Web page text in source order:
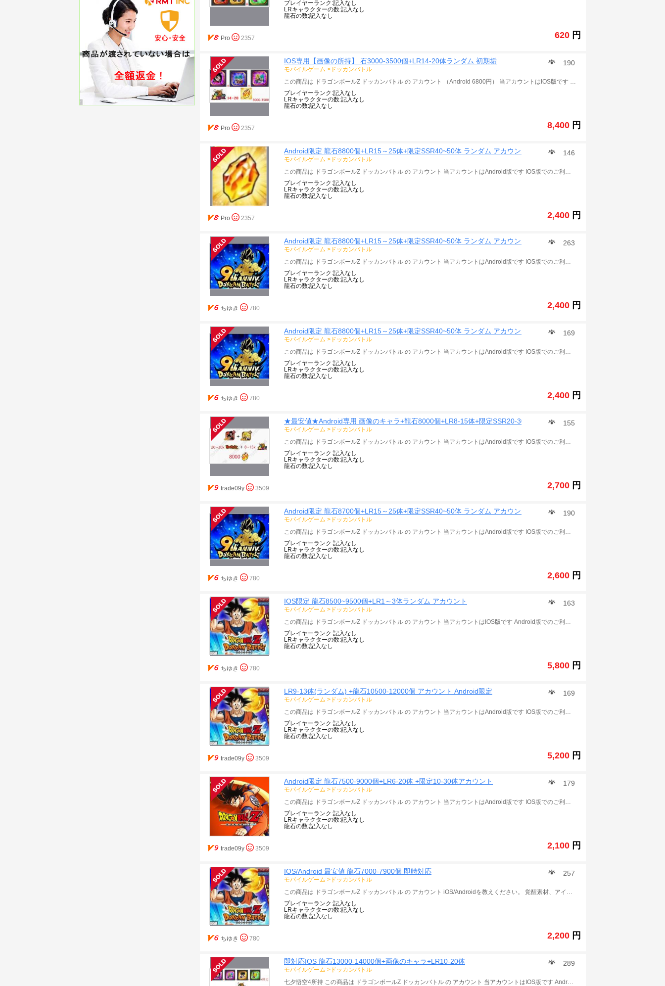
LRキャラクターの数:記入なし
龍石の数:記入なし
620 円
Pro 2357
190
IOS専用【画像の所持】 石3000-3500個+LR14-20体ランダム 初期垢
モバイルゲーム > ドッカンバトル
この商品は ドラゴンボールZ ドッカンバトル の アカウント （Android 6800円） 当アカウントはIOS版です Android版でのご利用の場合、石が引き継ぎ時に消滅します。 LR状態がSSR ご入金確認後に、ユーザーIDと機種変更コードを発送致します 多少誤差がありますので予めご了承のほどよろしくお願いいたします。.
プレイヤーランク:記入なし
LRキャラクターの数:記入なし
龍石の数:記入なし
8,400 円
Pro 2357
146
Android限定 龍石8800個+LR15～25体+限定SSR40~50体 ランダム アカウント
モバイルゲーム > ドッカンバトル
この商品は ドラゴンボールZ ドッカンバトル の アカウント 当アカウントはAndroid版です IOS版でのご利用の場合、石が引き継ぎ時に消滅します。 LR状態がSSR 覚醒素材、アイテム多数。 冒険はすべてクリアです。 ランク200以上 発送詳細 ご入金確認後に、引き継ぎコードとパスワードを発送致します アカウント情報少し誤差と在庫なくなり場合が存在ございます。 ご了承ほど宜しくお願いします。 ご注意：購入する前に まずはアプリをダンロードしてみてください 自分の携帯はデータをダンロードをできるかどうかを確認してください 一部の携帯はゲームに入れません 確認せずに購入して問題が出た場合はこちらは責任を取りません！ .
LRキャラクターの数:記入なし
龍石の数:記入なし
2,400 円
Pro 2357
263
Android限定 龍石8800個+LR15～25体+限定SSR40~50体 ランダム アカウント
モバイルゲーム > ドッカンバトル
この商品は ドラゴンボールZ ドッカンバトル の アカウント 当アカウントはAndroid版です IOS版でのご利用の場合、石が引き継ぎ時に消滅します。 LR状態がSSR 覚醒素材、アイテム多数。 冒険はすべてクリアです。 ランク200以上 発送詳細 ご入金確認後に、引き継ぎコードとパスワードを発送致します アカウント情報少し誤差と在庫なくなり場合が存在ございます。 ご了承ほど宜しくお願いします。 ご注意：購入する前に まずはアプリをダンロードしてみてください 自分の携帯はデータをダンロードをできるかどうかを確認してください 一部の携帯はゲームに入れません 確認せずに購入して問題が出た場合はこちらは責任を取りません！ .
プレイヤーランク:記入なし
LRキャラクターの数:記入なし
龍石の数:記入なし
2,400 円
ちゆき 780
169
Android限定 龍石8800個+LR15～25体+限定SSR40~50体 ランダム アカウント
モバイルゲーム > ドッカンバトル
この商品は ドラゴンボールZ ドッカンバトル の アカウント 当アカウントはAndroid版です IOS版でのご利用の場合、石が引き継ぎ時に消滅します。 LR状態がSSR 覚醒素材、アイテム多数。 冒険はすべてクリアです。 ランク200以上 発送詳細 ご入金確認後に、引き継ぎコードとパスワードを発送致します アカウント情報少し誤差と在庫なくなり場合が存在ございます。 ご了承ほど宜しくお願いします。 ご注意：購入する前に まずはアプリをダンロードしてみてください 自分の携帯はデータをダンロードをできるかどうかを確認してください 一部の携帯はゲームに入れません 確認せずに購入して問題が出た場合はこちらは責任を取りません！ .
LRキャラクターの数:記入なし
龍石の数:記入なし
2,400 円
ちゆき 780
155
★最安値★Android専用 画像のキャラ+龍石8000個+LR8-15体+限定SSR20-30
モバイルゲーム > ドッカンバトル
この商品は ドラゴンボールZ ドッカンバトル の アカウント 当アカウントはAndroid版です IOS版でのご利用の場合、石が引き継ぎ時に消滅します。 覚醒素材、アイテム多数。 冒険はすべてクリアです。 ランク300以上 LR状態がSSR 発送詳細 ご入金確認後に、引き継ぎコードとパスワードを発送致します アカウント情報少し誤差と在庫なくなり場合が存在ございます。 ご了承ほど宜しくお願いします。 ご注意：購入する前に まずはアプリをダンロードしてみてください 自分の携帯はデータをダンロードをできるかどうかを確認してください 一部の携帯はゲームに入れません 確認せずに購入して問題が出た場合はこちらは責任を取りません！ .
プレイヤーランク:記入なし
LRキャラクターの数:記入なし
龍石の数:記入なし
2,700 円
trade09y 3509
190
Android限定 龍石8700個+LR15～25体+限定SSR40~50体 ランダム アカウント
モバイルゲーム > ドッカンバトル
この商品は ドラゴンボールZ ドッカンバトル の アカウント 当アカウントはAndroid版です IOS版でのご利用の場合、石が引き継ぎ時に消滅します。 LR状態がSSR 覚醒素材、アイテム多数。 冒険はすべてクリアです。 ランク200以上 発送詳細 ご入金確認後に、引き継ぎコードとパスワードを発送致します アカウント情報少し誤差と在庫なくなり場合が存在ございます。 ご了承ほど宜しくお願いします。 ご注意：購入する前に まずはアプリをダンロードしてみてください 自分の携帯はデータをダンロードをできるかどうかを確認してください 一部の携帯はゲームに入れません 確認せずに購入して問題が出た場合はこちらは責任を取りません！ .
LRキャラクターの数:記入なし
龍石の数:記入なし
2,600 円
ちゆき 780
163
IOS限定 龍石8500~9500個+LR1～3体ランダム アカウント
モバイルゲーム > ドッカンバトル
この商品は ドラゴンボールZ ドッカンバトル の アカウント 当アカウントはIOS版です Android版でのご利用の場合、石が引き継ぎ時に消滅します。 覚醒素材、アイテム多数。 冒険はすべてクリアです。 ランク300以上 発送詳細 ご入金確認後に、引き継ぎコードとパスワードを発送致します~ .
LRキャラクターの数:記入なし
龍石の数:記入なし
5,800 円
ちゆき 780
169
LR9-13体(ランダム) +龍石10500-12000個 アカウント Android限定
モバイルゲーム > ドッカンバトル
この商品は ドラゴンボールZ ドッカンバトル の アカウント 当アカウントはAndroid版です IOS版でのご利用の場合、石が引き継ぎ時に消滅します。 覚醒素材、アイテム多数。 冒険はすべてクリアです。 ランク300以上 発送詳細 ご入金確認後に、引き継ぎコードとパスワードを発送致します .
LRキャラクターの数:記入なし
龍石の数:記入なし
5,200 円
trade09y 3509
179
Android限定 龍石7500-9000個+LR6-20体 +限定10-30体アカウント
モバイルゲーム > ドッカンバトル
この商品は ドラゴンボールZ ドッカンバトル の アカウント 当アカウントはAndroid版です IOS版でのご利用の場合、石が引き継ぎ時に消滅します。 覚醒素材、アイテム多数。 冒険はすべてクリアです。 ランク200以上 発送詳細 ご入金確認後に、引き継ぎコードとパスワードを発送致します .
LRキャラクターの数:記入なし
龍石の数:記入なし
2,100 円
trade09y 3509
257
IOS/Android 最安値 龍石7000-7900個 即時対応
モバイルゲーム > ドッカンバトル
この商品は ドラゴンボールZ ドッカンバトル の アカウント iOS/Androidを教えください。 覚醒素材、アイテム多数。 冒険はすべてクリアです。 ランク200以上 発送詳細 ご入金確認後、Googleアカウントとパスワードを送信致します。 ※ 購入する前に、新規アカウントを作成してゲームに入り、アップデートデータをダウンロードしてください。 「ユーザー認証に失敗しました」などの意味がされたは、アップデートデータをダウンロードできません これは、お使いのデバイスでゲームをプレイできないことを意味します.買わないで .
LRキャラクターの数:記入なし
龍石の数:記入なし
2,200 円
ちゆき 780
289
即対応IOS 龍石13000-14000個+画像のキャラ+LR10-20体
モバイルゲーム > ドッカンバトル
七夕悟空4所持 この商品は ドラゴンボールZ ドッカンバトル の アカウント 当アカウントはIOS版です Android版でのご利用の場合、石が引き継ぎ時に消滅します 。 （Android 20250円） 覚醒素材、アイテム多数 冒険はすべてクリアです ランク200以上 LR状態がSSR 発送詳細 ご入金確認後に、引き継ぎコードとパスワードを発送致します! ご注意：購入する前に まずはアプリをダンロードしてみてください 自分の携帯はデータをダンロードをできるかどうかを確認してください 一部の携帯はゲームに入れません 確認せずに購入して問題が出た場合はこちらは責任を取りません.